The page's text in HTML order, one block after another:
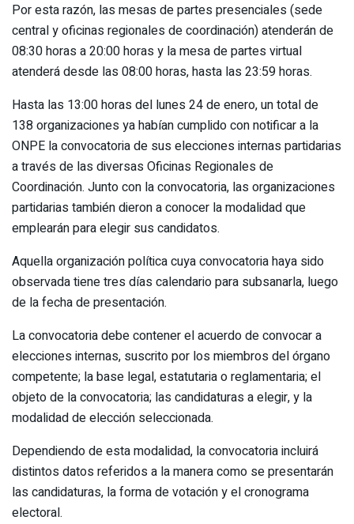
Por esta razón, las mesas de partes presenciales (sede
central y oficinas regionales de coordinación) atenderán de
08:30 horas a 20:00 horas y la mesa de partes virtual
atenderá desde las 08:00 horas, hasta las 23:59 horas.
Hasta las 13:00 horas del lunes 24 de enero, un total de
138 organizaciones ya habían cumplido con notificar a la
ONPE la convocatoria de sus elecciones internas partidarias
a través de las diversas Oficinas Regionales de
Coordinación. Junto con la convocatoria, las organizaciones
partidarias también dieron a conocer la modalidad que
emplearán para elegir sus candidatos.
Aquella organización política cuya convocatoria haya sido
observada tiene tres días calendario para subsanarla, luego
de la fecha de presentación.
La convocatoria debe contener el acuerdo de convocar a
elecciones internas, suscrito por los miembros del órgano
competente; la base legal, estatutaria o reglamentaria; el
objeto de la convocatoria; las candidaturas a elegir, y la
modalidad de elección seleccionada.
Dependiendo de esta modalidad, la convocatoria incluirá
distintos datos referidos a la manera como se presentarán
las candidaturas, la forma de votación y el cronograma
electoral.